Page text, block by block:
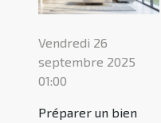
Vendredi 26
septembre 2025
01:00
Préparer un bien